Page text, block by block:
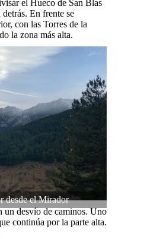
el Hueco de San Blas
En frente se
con las Torres de la
la zona más alta.
desde el Mirador
un desvío de caminos. Uno
continúa por la parte alta.